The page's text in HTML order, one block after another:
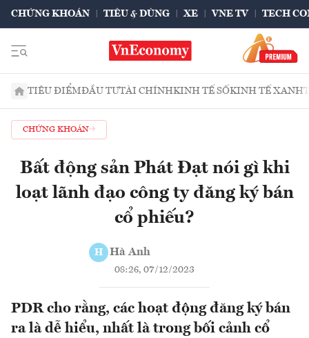
CHỨNG KHOÁN TIÊU & DÙNG XE VNE TV TECH
TIÊU ĐIỂMĐẦU TƯTÀI CHÍNHKINH TẾ SỐKINH TẾ XANH
CHỨNG KHOÁN
Bất động sản Phát Đạt nói gì khi
loạt lãnh đạo công ty đăng ký bán
cổ phiếu?
H Hà Anh
08:26, 07/12/2023
PDR cho rằng, các hoạt động đăng ký bán
ra là dễ hiểu, nhất là trong bối cảnh cổ